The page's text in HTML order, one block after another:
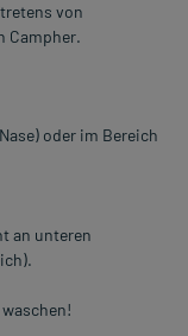
von
Campher.
oder im Bereich
an unteren